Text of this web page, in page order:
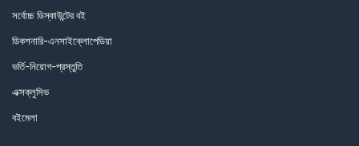
Alexander Milne QC (1)
Alexandre Dumas (2)
Alf Morten Jerve (1)
Ali Riaz (3)
সর্বোচ্চ ডিস্কাউন্টের বই
ডিকশনারি-এনসাইক্লোপেডিয়া
ভর্তি-নিয়োগ-প্রস্তুতি
এক্সক্লুসিভ
বইমেলা